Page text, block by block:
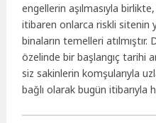
engellerin aşılmasıyla birlikte,
itibaren onlarca riskli sitenin
binaların temelleri atılmıştır.
özelinde bir başlangıç tarihi
siz sakinlerin komşularıyla
bağlı olarak bugün itibarıyla